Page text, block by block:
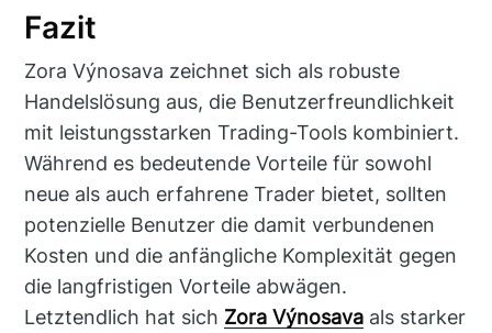
Fazit
Zora Výnosava zeichnet sich als robuste
Handelslösung aus, die Benutzerfreundlichkeit
mit leistungsstarken Trading-Tools kombiniert.
Während es bedeutende Vorteile für sowohl
neue als auch erfahrene Trader bietet, sollten
potenzielle Benutzer die damit verbundenen
Kosten und die anfängliche Komplexität gegen
die langfristigen Vorteile abwägen.
Letztendlich hat sich Zora Výnosava als starker